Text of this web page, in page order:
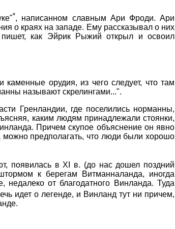
*, написанном славным Ари Фроди. Ари
о краях на западе. Ему рассказывал о них
как Эйрик Рыжий открыл и освоил
орудия, из чего следует, что там
называют скрелингами...".
Гренландии, где поселились норманны,
каким людям принадлежали стоянки,
Причем скупое объяснение он явно
можно предполагать, что люди были хорошо
появилась в XI в. (до нас дошел поздний
к берегам Витманналанда, иногда
от благодатного Винланда. Туда
идет о легенде, и Винланд тут ни причем,